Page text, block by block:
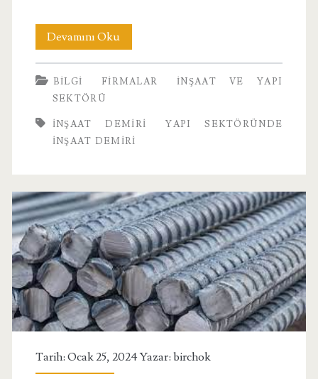
Devamını OkuYapı
Sektöründe
İnşaat
BILGI FIRMALAR
İNŞAAT VE YAPI
SEKTÖRÜ
INŞAAT DEMIRI
YAPI SEKTÖRÜNDE
İNŞAAT DEMIRI
Tarih: Ocak 25, 2024 Yazar: birchok